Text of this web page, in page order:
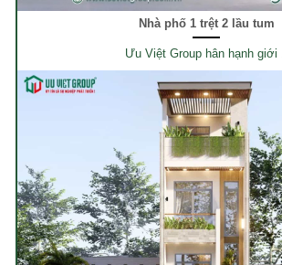
Nhà phố 1 trệt 2 lầu tum
Ưu Việt Group hân hạnh giới ..